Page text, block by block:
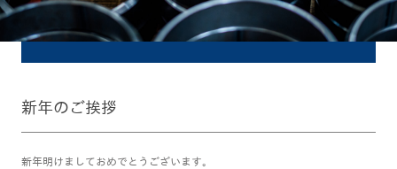
新年のご挨拶
新年明けましておめでとうございます。